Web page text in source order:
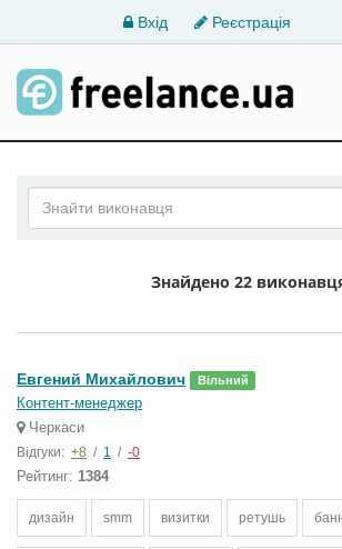
Вхід Реєстрація
Знайдено 22
Евгений Михайлович Вільний
Контент-менеджер
Черкаси
Відгуки: +8 / 1 / -0
Рейтинг: 1384
дизайн smm визитки ретушь